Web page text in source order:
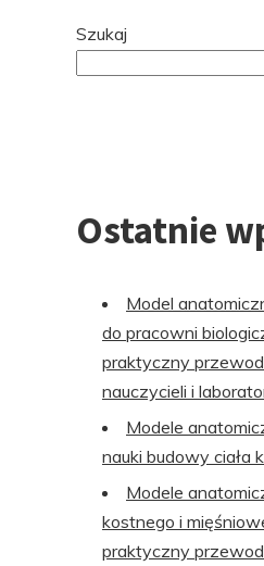
PrzejdźSzukaj
Ostatnie
Model
do pracowni
praktyczny
nauczycieli i
Modele
nauki budowy ciała
Modele
kostnego i
praktyczny